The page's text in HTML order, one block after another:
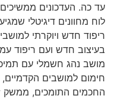
עד כה. העדכונים ממשיכים
ריפוד חדש ויוקרתי
בעיצוב חדש ועם ריפוד
מושב נהג חשמלי עם תמיכה
חימום למושבים הקדמיים,